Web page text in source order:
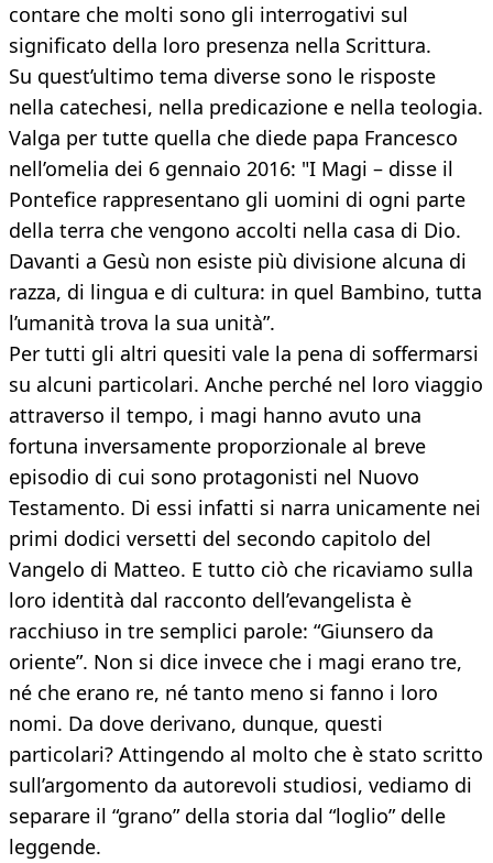
contare che molti sono gli interrogativi sul
significato della loro presenza nella Scrittura.
Su quest’ultimo tema diverse sono le risposte
nella catechesi, nella predicazione e nella teologia.
Valga per tutte quella che diede papa Francesco
nell’omelia dei 6 gennaio 2016: "I Magi – disse il
Pontefice rappresentano gli uomini di ogni parte
della terra che vengono accolti nella casa di Dio.
Davanti a Gesù non esiste più divisione alcuna di
razza, di lingua e di cultura: in quel Bambino, tutta
l’umanità trova la sua unità”.
Per tutti gli altri quesiti vale la pena di soffermarsi
su alcuni particolari. Anche perché nel loro viaggio
attraverso il tempo, i magi hanno avuto una
fortuna inversamente proporzionale al breve
episodio di cui sono protagonisti nel Nuovo
Testamento. Di essi infatti si narra unicamente nei
primi dodici versetti del secondo capitolo del
Vangelo di Matteo. E tutto ciò che ricaviamo sulla
loro identità dal racconto dell’evangelista è
racchiuso in tre semplici parole: “Giunsero da
oriente”. Non si dice invece che i magi erano tre,
né che erano re, né tanto meno si fanno i loro
nomi. Da dove derivano, dunque, questi
particolari? Attingendo al molto che è stato scritto
sull’argomento da autorevoli studiosi, vediamo di
separare il “grano” della storia dal “loglio” delle
leggende.